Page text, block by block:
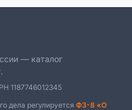
— каталог
1187746012345
дела регулируется ФЗ-8 «О